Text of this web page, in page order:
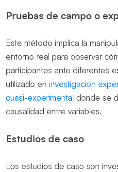
Pruebas de campo o
Este método implica la
entorno real para observar
participantes ante diferentes
utilizado en investigación
cuasi-experimental donde se
causalidad entre variables.
Estudios de caso
Los estudios de caso son